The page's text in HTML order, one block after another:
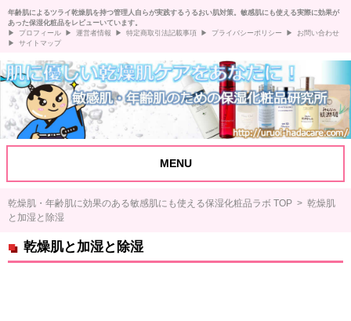
年齢肌によるツライ乾燥肌を持つ管理人自らが実践するうるおい肌対策。敏感肌にも使える実際に効果が
あった保湿化粧品をレビューいています。
プロフィール
運営者情報 特定商取引法記載事項 プライバシーポリシー
お問い合わせ
サイトマップ
MENU
乾燥肌・年齢肌に効果のある敏感肌にも使える保湿化粧品ラボ TOP > 乾燥肌
と加湿と除湿
乾燥肌と加湿と除湿